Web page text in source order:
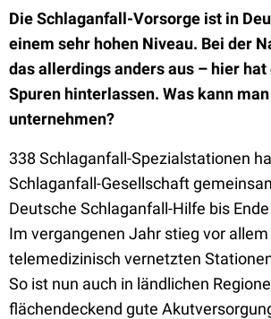
Die Schlaganfall-Vorsorge ist in
einem sehr hohen Niveau. Bei der
das allerdings anders aus – hier
Spuren hinterlassen. Was kann
unternehmen?
338 Schlaganfall-Spezialstationen
Schlaganfall-Gesellschaft
Deutsche Schlaganfall-Hilfe bis
Im vergangenen Jahr stieg vor
telemedizinisch vernetzten
So ist nun auch in ländlichen
flächendeckend gute